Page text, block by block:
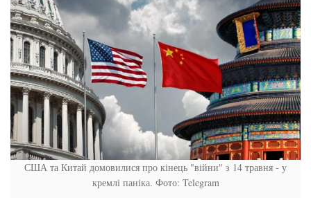
США та Китай домовилися про кінець "війни" з 14 травня - у
кремлі паніка. Фото: Telegram